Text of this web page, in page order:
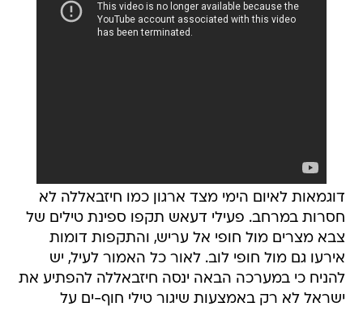
דוגמאות לאיום הימי מצד ארגון כמו חיזבאללה לא
חסרות במרחב. פעילי דעאש תקפו ספינת טילים של
צבא מצרים מול חופי אל עריש, והתקפות דומות
אירעו גם מול חופי לוב. לאור כל האמור לעיל, יש
להניח כי במערכה הבאה ינסה חיזבאללה להפתיע את
ישראל לא רק באמצעות שיגור טילי חוף-ים על